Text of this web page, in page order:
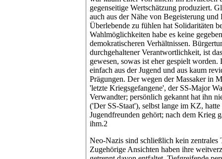
gegenseitige Wertschätzung produziert.
auch aus der Nähe von Begeisterung und
Überlebende zu fühlen hat Solidaritäten
Wahlmöglichkeiten habe es keine
demokratischeren Verhältnissen.
durchgehaltener Verantwortlichkeit, ist
gewesen, sowas ist eher gespielt
einfach aus der Jugend und aus kaum
Prägungen. Der wegen der Massaker in
'letzte Kriegsgefangene', der SS-Major
Verwandter; persönlich gekannt hat ihn
('Der SS-Staat'), selbst lange im KZ,
Jugendfreunden gehört; nach dem Krieg
ihm.2
Neo-Nazis sind schließlich kein zentrales Thema mehr gewesen. Zugehörige Ansichten haben ihre weitverzweigte Wirkungsgeschichte getrennt davon entfaltet. Tiefgreifende persönliche Konflikte hat es auch ohne neue Gruppenbildungen gegeben. Was jeweils als Verrat eingestuft wurde, hat kein Außenstehender begreifen können. Es blieb auch unbeantwortet, wie Katholiken mit den angekündigten und dann praktizierten Vorstellungen von Menschenrechten zurechtgekommen sind. Die zunehmende Entmischung herzeigbarer und weniger herzeigbarer Personen brachte eine gewisse Normalisierung. Treue zu einmal verfestigten Standpunkten hat sich anders geäußert, klimatisch, in der Abwesenheit von Gegenpositionen. Selbst das wiederholt sich ununterbrochen, als stereotype Gruppendynamik, unabhängig von Inhalten. Zur 2. Republik gab es ein sehr distanziertes, oft aggressiv-ablehnendes Verhältnis; davon scheint sich einiges vererbt zu haben, auch wenn die Motive später ganz andere waren. Nur von Künstlern durfte eine solche Kritik nicht kommen. Der 'normale' österreichische Antisemitismus ist von den Ereignissen unberührt geblieben. Auf die Jüngeren übertragen hat sich das nicht so ohne weiteres, auch nicht, daß solche ehemalige Nationalsozialisten mit Sozialistischem, und auch Liberal-Libertinäres hat als solches gegolten, nichts zu tun haben wollten. Dessen fallweises Eingehen auf ihre Themen haben sie für eine Hinwendung zur Vernunft gehalten. Dazu Ernst Jünger, mit Worten diese Art sich laufend neu konstituierender Wirklichkeit vorwegnehmend: 'Die Bewegung von der extremen Linken zur Rechten bringt mehr Realität, mehr Kenntnis der politischen Grundprinzipien mit sich als die umgekehrte Wendung, bei der die Phrasen schwieriger abzustreifen sind.' Trotzdem war der Krieg mit Rußland, das absurder Weise für die Schutzmacht aller eher linken Ideen gehalten wurde, - neben 'der Sache mit den Juden', der 'schlechten Behandlung' der Polen, der Ukrainer - als Anfang vom Ende eingeschätzt worden. Ohne solche 'Fehler' hätte es den ersehnten großen, überlegenen, autoritären Staat geben können, als das neue, von einem Deutsch-Österreicher geschaffene Reich, aus dem ein ideales christliches Römisches Reich deutscher Nation werden sollte. Das ist als die eigentliche Mission hingestellt worden, um sich als Deutscher endlich vollwertig, also überlegen, vorzukommen. Der Angriffskrieg war eine Verteidigung. Deswegen hat auch die nur leicht desillusionierte Übertragung auf Amerika so gut funktioniert. Zur Entlastung ist die eklatante Modernität des NS-Systems von sonderbar agrarischen Vorstellungen überlagert geblieben, mit der von oben beschützten Idylle als zentraler Fiktion. Im folkloristischen Selbstbild Österreichs hat sich davon, einschließlich der bis Waldheim dauernden anti-urbanen Schweigsamkeit, mehr erhalten als anderswo. Geschwiegen wird auch jetzt noch genug. Diverse Nahverhältnisse machen offenkundig, daß es primär um den Machterhalt von Aufsteigern gegangen ist, die diesen Aufstieg von den politischen Umständen, denen er zu verdanken war, abgekoppelt haben. Die extrem erlebte Unvereinbarkeit von Moral und Politik hat sogar das Gefühl bestärkt, weiterhin einer moralischen Elite anzugehören. Die gängige Ablehnung von Parteifunktionären dürfte mit dieser Selbsterfahrung zu tun haben. Nochmals einer Partei beizutreten war undenkbar. Der Zugang zu neuen Möglichkeiten hat sich mit den alten Verbindungen ohnehin sichern lassen, nur die Bezugssfelder haben sich langsam verschoben. Von jenen, die wieder weiter ins öffentliche Leben, in die Medien, vorgedrungen sind, kamen auch keine substantiell anderen Beiträge (schon gar nicht von Gerd Bacher, Hans Dichand & Co., selbst Bruno Kreisky hat allzu oft dazupassende Standpunkte eingenommen). Privat war der Ton durchwegs radikaler, als öffentlich erkennbar wurde. Für den wachsenden Wohlstand ist das alles hingenommen worden. Der Vorrang der Ökonomie hat sich sozusagen von selbst ergeben. Ergeben hat sich auch, als Abbild allgemeiner Befindlichkeiten, daß bei vielen Nutznießern dieser Entwicklungen Phasen liberal erscheinender Läuterungsprozesse in zunehmendem Alter wieder von hervorbrechender Beschränktheit abgelöst worden sind, mit der 'Kronen Zeitung' als täglichem Konzentrat solcher Ressentiments. Aus privilegierten Leben hat eben auch unter den neuen Umständen nichts anderes mehr werden können. Der Bankrott von Erziehung, Bildung, Disziplin, Religiosität wurde nie als solcher empfunden. Entsetzen oder Trauer ist nicht spürbar geworden. Jede öffentliche Distanzierung galt als Opportunismus. Die Beschuldigungen wurden einfach nicht verstanden. Schon den miterlebten Unmenschlichkeiten gegenüber muß es daher ein eklatantes Ausmaß an Gleichgültigkeit gegeben haben. Die Mehrheit und die hier beschriebene Minderheit haben